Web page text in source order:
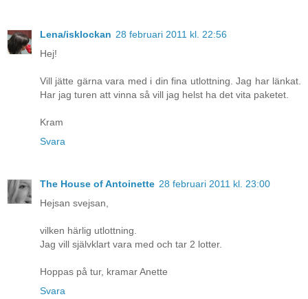
Lena/isklockan 28 februari 2011 kl. 22:56
Hej!
Vill jätte gärna vara med i din fina utlottning. Jag har länkat.
Har jag turen att vinna så vill jag helst ha det vita paketet.
Kram
Svara
The House of Antoinette 28 februari 2011 kl. 23:00
Hejsan svejsan,
vilken härlig utlottning.
Jag vill självklart vara med och tar 2 lotter.
Hoppas på tur, kramar Anette
Svara